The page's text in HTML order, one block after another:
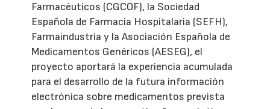
Farmacéuticos (CGCOF), la Sociedad
Española de Farmacia Hospitalaria (SEFH),
Farmaindustria y la Asociación Española de
Medicamentos Genéricos (AESEG), el
proyecto aportará la experiencia acumulada
para el desarrollo de la futura información
electrónica sobre medicamentos prevista